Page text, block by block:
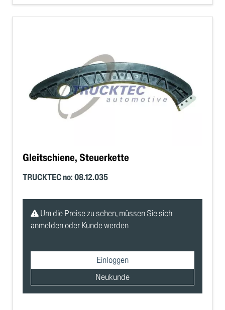
Gleitschiene, Steuerkette
TRUCKTEC no: 08.12.035
Um die Preise zu sehen, müssen Sie sich
anmelden oder Kunde werden
Einloggen
Neukunde